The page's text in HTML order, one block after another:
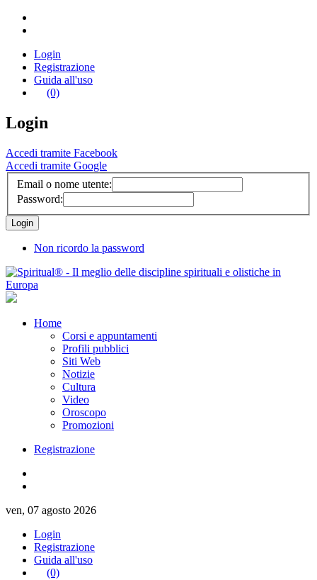
Login
Registrazione
Guida all'uso
(0)
Login
Accedi tramite Facebook
Accedi tramite Google
Email o nome utente:
Password:
Non ricordo la password
Home
Corsi e appuntamenti
Profili pubblici
Siti Web
Notizie
Cultura
Video
Oroscopo
Promozioni
Registrazione
ven, 07 agosto 2026
Login
Registrazione
Guida all'uso
(0)